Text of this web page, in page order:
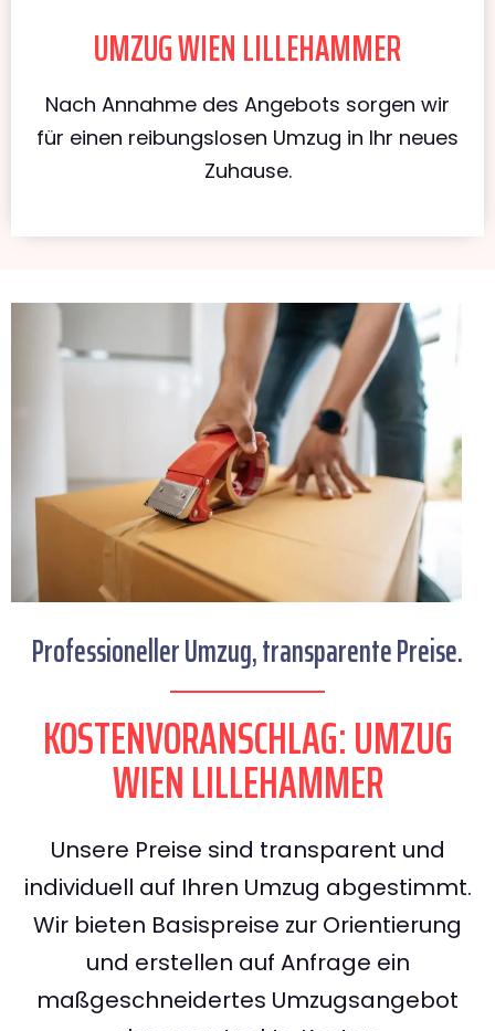
UMZUG WIEN LILLEHAMMER
Nach Annahme des Angebots sorgen wir
für einen reibungslosen Umzug in Ihr neues
Zuhause.
Professioneller Umzug, transparente Preise.
KOSTENVORANSCHLAG: UMZUG
WIEN LILLEHAMMER
Unsere Preise sind transparent und
individuell auf Ihren Umzug abgestimmt.
Wir bieten Basispreise zur Orientierung
und erstellen auf Anfrage ein
maßgeschneidertes Umzugsangebot